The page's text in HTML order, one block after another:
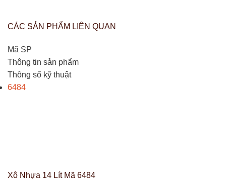
CÁC SẢN PHẨM LIÊN QUAN
Mã SP
Thông tin sản phẩm
Thông số kỹ thuật
6484
Xô Nhựa 14 Lít Mã 6484